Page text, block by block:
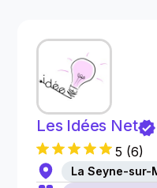
Les Idées Net
5 (6)
La Seyne-sur-